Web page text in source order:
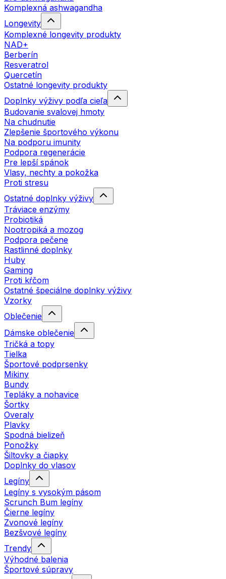
Komplexná ashwagandha
Longevity
Komplexné longevity produkty
NAD+
Berberín
Resveratrol
Quercetín
Ostatné longevity produkty
Doplnky výživy podľa cieľa
Budovanie svalovej hmoty
Na chudnutie
Zlepšenie športového výkonu
Na podporu imunity
Podpora regenerácie
Pre lepší spánok
Vlasy, nechty a pokožka
Proti stresu
Ostatné doplnky výživy
Tráviace enzýmy
Probiotiká
Nootropiká a mozog
Podpora pečene
Rastlinné doplnky
Huby
Gaming
Proti kŕčom
Ostatné špeciálne doplnky výživy
Vzorky
Oblečenie
Dámske oblečenie
Tričká a topy
Tielka
Športové podprsenky
Mikiny
Bundy
Tepláky a nohavice
Šortky
Overaly
Plavky
Spodná bielizeň
Ponožky
Šiltovky a čiapky
Doplnky do vlasov
Legíny
Legíny s vysokým pásom
Scrunch Bum legíny
Čierne legíny
Zvonové legíny
Bezšvové legíny
Trendy
Výhodné balenia
Športové súpravy